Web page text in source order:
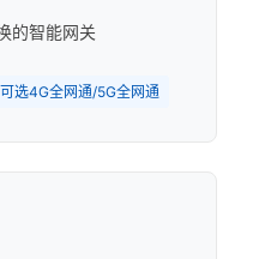
的智能网关
选4G全网通/5G全网通